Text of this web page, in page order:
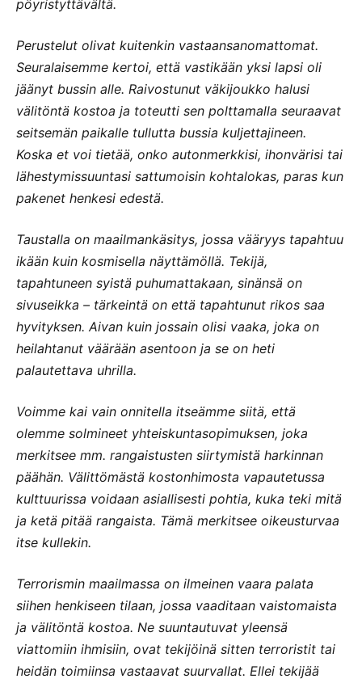
pöyristyttävältä.
Perustelut olivat kuitenkin vastaansanomattomat.
Seuralaisemme kertoi, että vastikään yksi lapsi oli
jäänyt bussin alle. Raivostunut väkijoukko halusi
välitöntä kostoa ja toteutti sen polttamalla seuraavat
seitsemän paikalle tullutta bussia kuljettajineen.
Koska et voi tietää, onko autonmerkkisi, ihonvärisi tai
lähestymissuuntasi sattumoisin kohtalokas, paras kun
pakenet henkesi edestä.
Taustalla on maailmankäsitys, jossa vääryys tapahtuu
ikään kuin kosmisella näyttämöllä. Tekijä,
tapahtuneen syistä puhumattakaan, sinänsä on
sivuseikka – tärkeintä on että tapahtunut rikos saa
hyvityksen. Aivan kuin jossain olisi vaaka, joka on
heilahtanut väärään asentoon ja se on heti
palautettava uhrilla.
Voimme kai vain onnitella itseämme siitä, että
olemme solmineet yhteiskuntasopimuksen, joka
merkitsee mm. rangaistusten siirtymistä harkinnan
päähän. Välittömästä kostonhimosta vapautetussa
kulttuurissa voidaan asiallisesti pohtia, kuka teki mitä
ja ketä pitää rangaista. Tämä merkitsee oikeusturvaa
itse kullekin.
Terrorismin maailmassa on ilmeinen vaara palata
siihen henkiseen tilaan, jossa vaaditaan vaistomaista
ja välitöntä kostoa. Ne suuntautuvat yleensä
viattomiin ihmisiin, ovat tekijöinä sitten terroristit tai
heidän toimiinsa vastaavat suurvallat. Ellei tekijää